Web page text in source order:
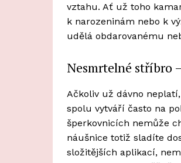
vztahu. Ať už toho
k narozeninám nebo k
udělá obdarovanému
Nesmrtelné stříbro
Ačkoliv už dávno
spolu vytváří často na
šperkovnicích nemůže
náušnice totiž sladíte
složitějších aplikací,